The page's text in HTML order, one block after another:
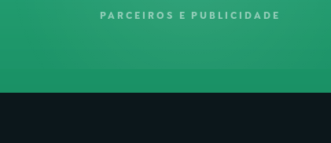
PARCEIROS E PUBLICIDADE